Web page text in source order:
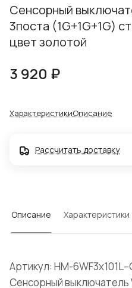
Сенсорный
3поста (1G+1G+1G)
цвет золотой
3 920 ₽
ХарактеристикиОписание
Рассчитать доставку
Описание Характеристики
Артикул: HM-6WF3x101L--
Сенсорный выключатель